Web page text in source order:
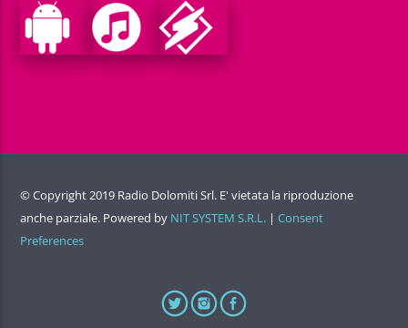
© Copyright 2019 Radio Dolomiti Srl. E' vietata la riproduzione
anche parziale. Powered by NIT SYSTEM S.R.L. | Consent
Preferences